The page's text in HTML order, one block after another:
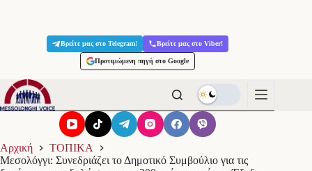
Βρείτε μας στο Telegram! Βρείτε μας στο Viber!
Προτιμώμενη πηγή στο Google
Αρχική
ΤΟΠΙΚΑ
Μεσολόγγι: Συνεδριάζει το Δημοτικό Συμβούλιο για τις